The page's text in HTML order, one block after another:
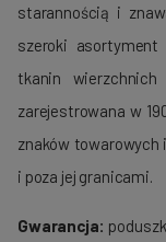
starannością i
szeroki
tkanin wierzchnich
zarejestrowana w
znaków towarowych
i poza jej granicami.
Gwarancja: